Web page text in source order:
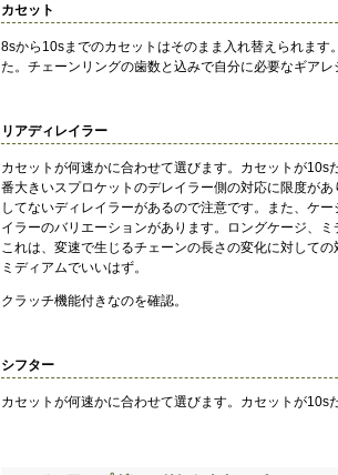
カセット
8sから10sまでのカセットはそのまま入れ替えられます
た。チェーンリングの歯数と込みで自分に必要なギアレ
リアディレイラー
カセットが何速かに合わせて選びます。カセットが10s
番大きいスプロケットのデレイラー側の対応に限度が
してないディレイラーがあるので注意です。また、ケ
イラーのバリエーションがあります。ロングケージ、ミ
これは、変速で生じるチェーンの長さの変化に対して
ミディアムでいいはず。
クラッチ機能付きなのを確認。
シフター
カセットが何速かに合わせて選びます。カセットが10s